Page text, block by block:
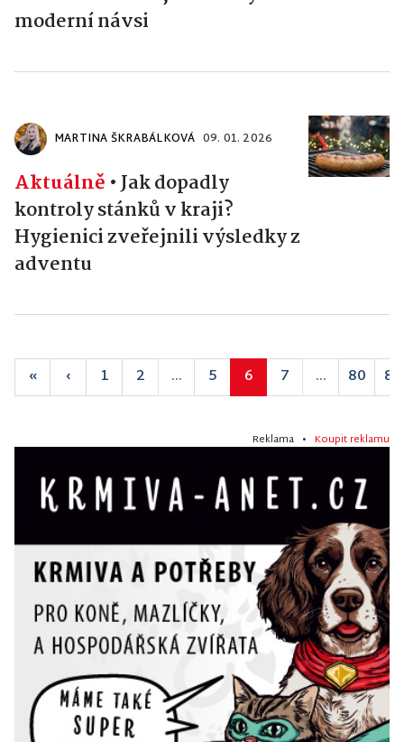
moderní návsi
MARTINA ŠKRABÁLKOVÁ 09. 01. 2026
Aktuálně •Jak dopadly
kontroly stánků v kraji?
Hygienici zveřejnili výsledky z
adventu
« ‹ 1 2 ... 5 6 7 ... 80 81
Reklama • Koupit reklamu